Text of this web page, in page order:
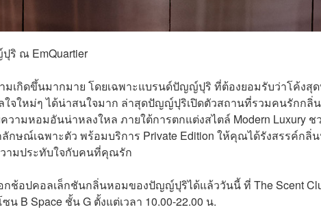
ริ ณ EmQuartier
เกิดขึ้นมากมาย โดยเฉพาะแบรนด์ปัญญ์ปุริ ที่ต้องยอมรับว่าโค้งสุ
จใหม่ๆ ได้น่าสนใจมาก ล่าสุดปัญญ์ปุริเปิดตัวสถานที่รวมคนรักกลิ่น
ามหอมอันน่าหลงใหล ภายใต้การตกแต่งสไตล์ Modern Luxury ช
กษณ์เฉพาะตัว พร้อมบริการ Private Edition ให้คุณได้รังสรรค์กลิ่
ามประทับใจกับคนที่คุณรัก
ช้อปคอลเล็กชันกลิ่นหอมของปัญญ์ปุริได้แล้ววันนี้ ที่ The Scent
น B Space ชั้น G ตั้งแต่เวลา 10.00-22.00 น.